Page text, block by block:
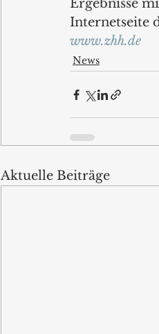
Ergebnisse
Internetseite
www.zhh.de
News
Aktuelle Beiträge